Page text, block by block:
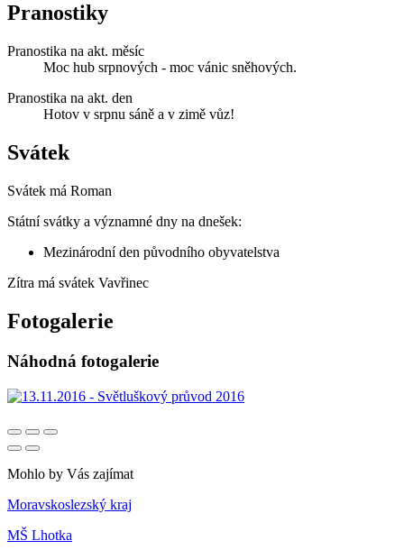
Pranostiky
Pranostika na akt. měsíc
Moc hub srpnových - moc vánic sněhových.
Pranostika na akt. den
Hotov v srpnu sáně a v zimě vůz!
Svátek
Svátek má Roman
Státní svátky a významné dny na dnešek:
Mezinárodní den původního obyvatelstva
Zítra má svátek Vavřinec
Fotogalerie
Náhodná fotogalerie
Mohlo by Vás zajímat
Moravskoslezský kraj
MŠ Lhotka